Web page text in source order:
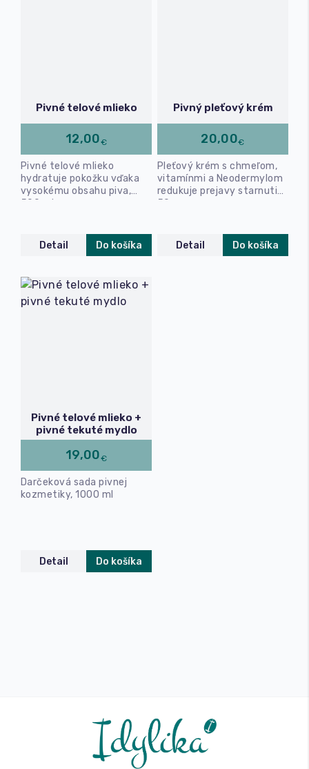
Pivné telové mlieko
12,00€
Pivné telové mlieko
hydratuje pokožku vďaka
vysokému obsahu piva,
500 ml
Detail Do košíka
Pivný pleťový krém
20,00€
Pleťový krém s chmeľom,
vitamínmi a Neodermylom
redukuje prejavy starnutia,
50 g
Detail Do košíka
Pivné telové mlieko +
pivné tekuté mydlo
19,00€
Darčeková sada pivnej
kozmetiky, 1000 ml
Detail Do košíka